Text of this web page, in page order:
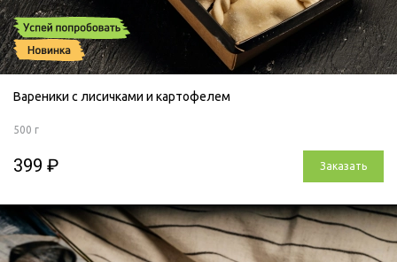
Вареники с лисичками и картофелем
500 г
399 ₽ Заказать